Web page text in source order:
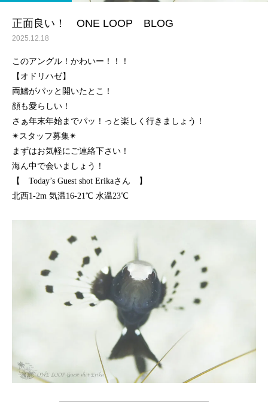
正面良い！ ONE LOOP BLOG
2025.12.18
このアングル！かわいー！！！
【オドリハゼ】
両鰭がパッと開いたとこ！
顔も愛らしい！
さぁ年末年始までパッ！っと楽しく行きましょう！
✴︎スタッフ募集✴︎
まずはお気軽にご連絡下さい！
海ん中で会いましょう！
【 Today’s Guest shot Erikaさん 】
北西1-2m 気温16-21℃ 水温23℃